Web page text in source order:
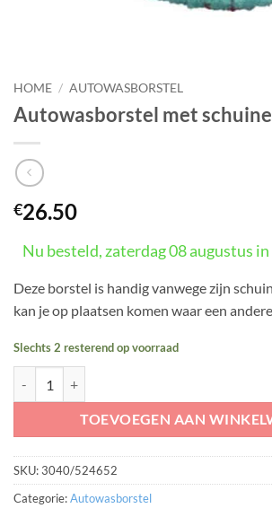
HOME / AUTOWASBORSTEL
Autowasborstel met
€26.50
Nu besteld, zaterdag 08 augustus
Deze borstel is handig vanwege zijn
kan je op plaatsen komen waar een
Slechts 2 resterend op voorraad
TOEVOEGEN AAN
SKU:3040/524652
Categorie:Autowasborstel